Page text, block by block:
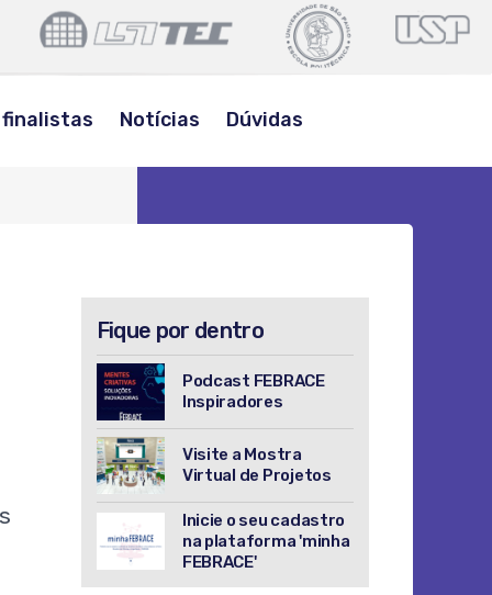
LSITEC USP
finalistas Notícias Dúvidas
Fique por dentro
Podcast FEBRACE
Inspiradores
Visite a Mostra
Virtual de Projetos
Inicie o seu cadastro
na plataforma 'minha
FEBRACE'